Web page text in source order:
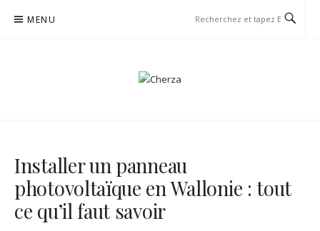
MENU
Installer un panneau
photovoltaïque en Wallonie : tout
ce qu’il faut savoir